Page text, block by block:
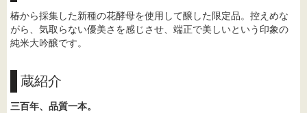
椿から採集した新種の花酵母を使用して醸した限定品。控えめな
がら、気取らない優美さを感じさせ、端正で美しいという印象の
純米大吟醸です。
蔵紹介
三百年、品質一本。